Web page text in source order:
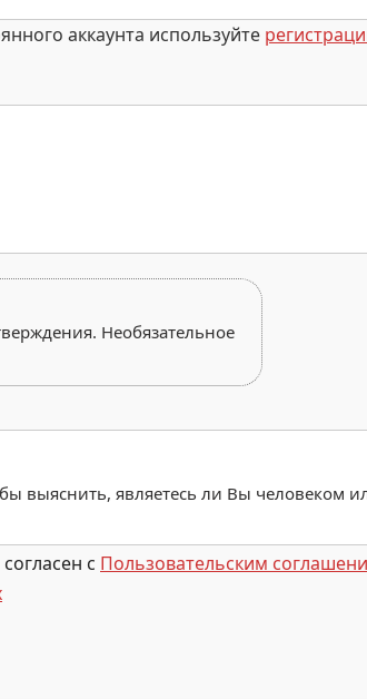
аккаунта используйте
Необязательное
выяснить, являетесь ли Вы человеком
с Пользовательским